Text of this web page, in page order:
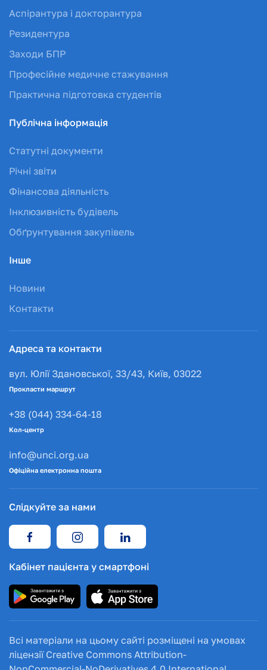
Аспірантура і докторантура
Резидентура
Заходи БПР
Професійне медичне стажування
Практична підготовка студентів
Публічна інформація
Статутні документи
Річні звіти
Фінансова діяльність
Інклюзивність будівель
Обґрунтування закупівель
Інше
Новини
Контакти
Адреса та контакти
вул. Юлії Здановської, 33/43, Київ, 03022
Прокласти маршрут
+38 (044) 334-64-18
Кол-центр
info@unci.org.ua
Офіційна електронна пошта
Слідкуйте за нами
Кабінет пацієнта у смартфоні
Всі матеріали на цьому сайті розміщені на умовах
ліцензії Creative Commons Attribution-